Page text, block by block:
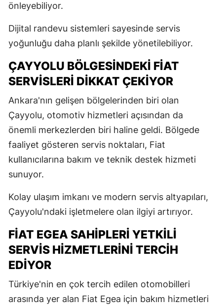
önleyebiliyor.
Dijital randevu sistemleri sayesinde servis
yoğunluğu daha planlı şekilde yönetilebiliyor.
ÇAYYOLU BÖLGESINDEKI FIAT
SERVISLERI DIKKAT ÇEKIYOR
Ankara'nın gelişen bölgelerinden biri olan
Çayyolu, otomotiv hizmetleri açısından da
önemli merkezlerden biri haline geldi. Bölgede
faaliyet gösteren servis noktaları, Fiat
kullanıcılarına bakım ve teknik destek hizmeti
sunuyor.
Kolay ulaşım imkanı ve modern servis altyapıları,
Çayyolu'ndaki işletmelere olan ilgiyi artırıyor.
FIAT EGEA SAHIPLERI YETKILI
SERVIS HIZMETLERINI TERCIH
EDIYOR
Türkiye'nin en çok tercih edilen otomobilleri
arasında yer alan Fiat Egea için bakım hizmetleri